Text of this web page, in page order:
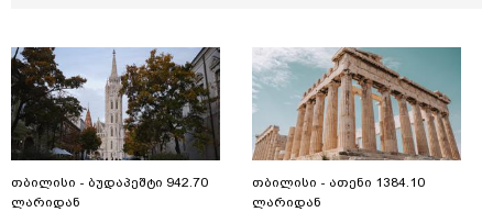
თბილისი - ბუდაპეშტი 942.70
ლარიდან
თბილისი - ათენი 1384.10
ლარიდან